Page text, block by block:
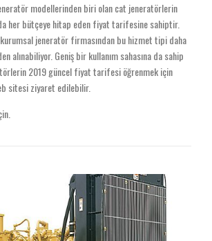
modellerinden biri olan cat jeneratörlerin
da her bütçeye hitap eden fiyat tarifesine sahiptir.
jeneratör firmasından bu hizmet tipi daha
alınabiliyor. Geniş bir kullanım sahasına da sahip
2019 güncel fiyat tarifesi öğrenmek için
sitesi ziyaret edilebilir.